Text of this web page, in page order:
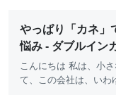
やっぱり「カネ」
悩み - ダブルイン
こんにちは 私は、小
て、この会社は、いわ